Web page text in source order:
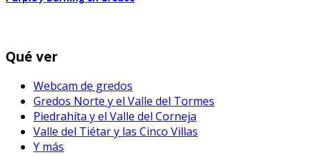
Qué ver
Webcam de gredos
Gredos Norte y el Valle del Tormes
Piedrahíta y el Valle del Corneja
Valle del Tiétar y las Cinco Villas
Y más